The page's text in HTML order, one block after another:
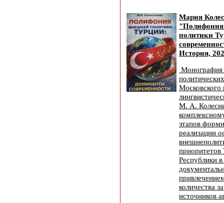
Мария
политики
История,
Монография
Московского
М. А.
этапов
реализации
приоритетов
Республики
количества
источников